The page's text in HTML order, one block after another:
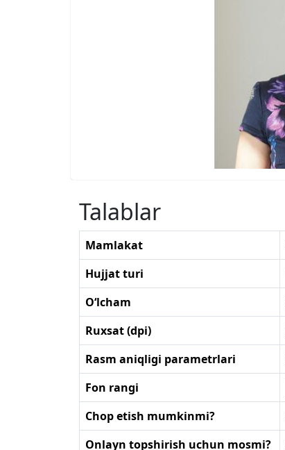
Talablar
Mamlakat
Hujjat turi
O‘lcham
Ruxsat (dpi)
Rasm aniqligi parametrlari
Fon rangi
Chop etish mumkinmi?
Onlayn topshirish uchun mosmi?